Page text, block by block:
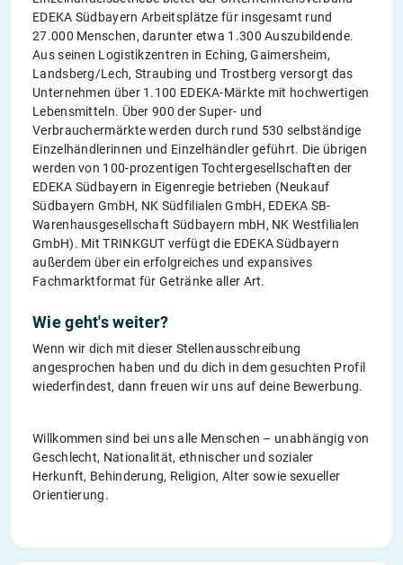
EDEKA Südbayern Arbeitsplätze für insgesamt rund
27.000 Menschen, darunter etwa 1.300 Auszubildende.
Aus seinen Logistikzentren in Eching, Gaimersheim,
Landsberg/Lech, Straubing und Trostberg versorgt das
Unternehmen über 1.100 EDEKA-Märkte mit hochwertigen
Lebensmitteln. Über 900 der Super- und
Verbrauchermärkte werden durch rund 530 selbständige
Einzelhändlerinnen und Einzelhändler geführt. Die übrigen
werden von 100-prozentigen Tochtergesellschaften der
EDEKA Südbayern in Eigenregie betrieben (Neukauf
Südbayern GmbH, NK Südfilialen GmbH, EDEKA SB-
Warenhausgesellschaft Südbayern mbH, NK Westfilialen
GmbH). Mit TRINKGUT verfügt die EDEKA Südbayern
außerdem über ein erfolgreiches und expansives
Fachmarktformat für Getränke aller Art.
Wie geht's weiter?
Wenn wir dich mit dieser Stellenausschreibung
angesprochen haben und du dich in dem gesuchten Profil
wiederfindest, dann freuen wir uns auf deine Bewerbung.
Willkommen sind bei uns alle Menschen – unabhängig von
Geschlecht, Nationalität, ethnischer und sozialer
Herkunft, Behinderung, Religion, Alter sowie sexueller
Orientierung.